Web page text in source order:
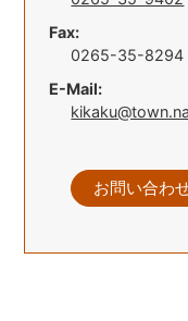
Fax:
0265-35-8294
E-Mail:
お問い合わ